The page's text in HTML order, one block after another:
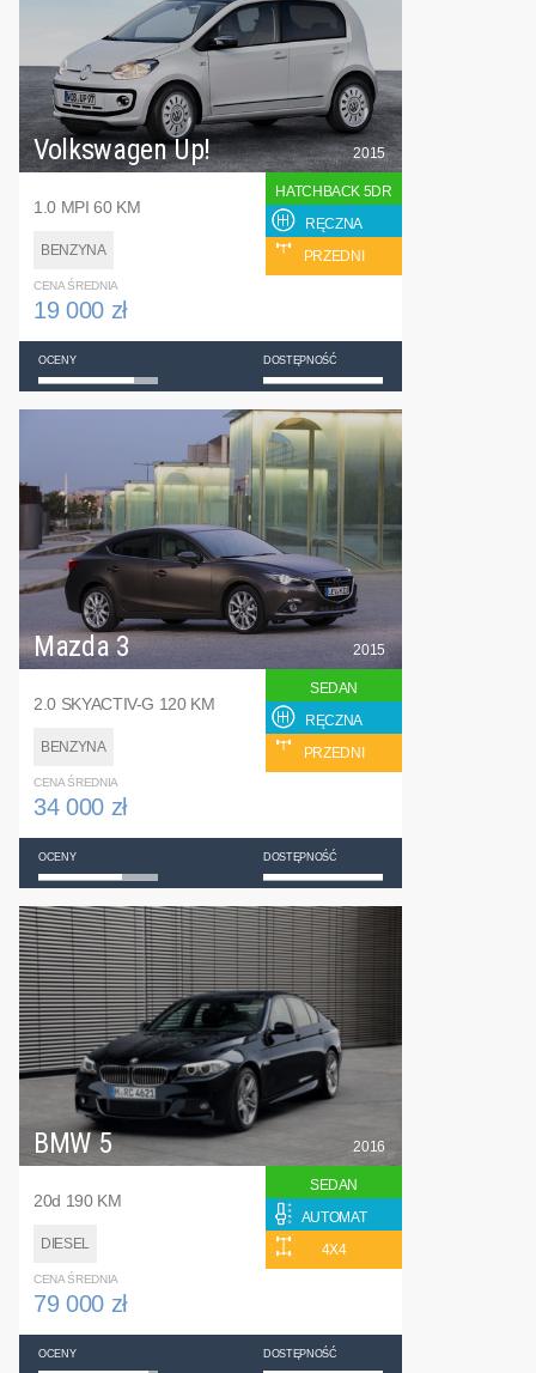
Volkswagen Up!
1.0 MPI 60 KM
BENZYNA
2015
HATCHBACK 5DR
RĘCZNA
PRZEDNI
CENA ŚREDNIA
19 000 zł
OCENY DOSTĘPNOŚĆ
Mazda 3
2.0 SKYACTIV-G 120 KM
BENZYNA
2015
SEDAN
RĘCZNA
PRZEDNI
CENA ŚREDNIA
34 000 zł
OCENY DOSTĘPNOŚĆ
BMW 5
20d 190 KM
DIESEL
2016
SEDAN
AUTOMAT
4X4
CENA ŚREDNIA
79 000 zł
OCENY DOSTĘPNOŚĆ